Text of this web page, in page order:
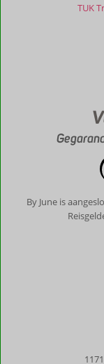
TUK
By June is